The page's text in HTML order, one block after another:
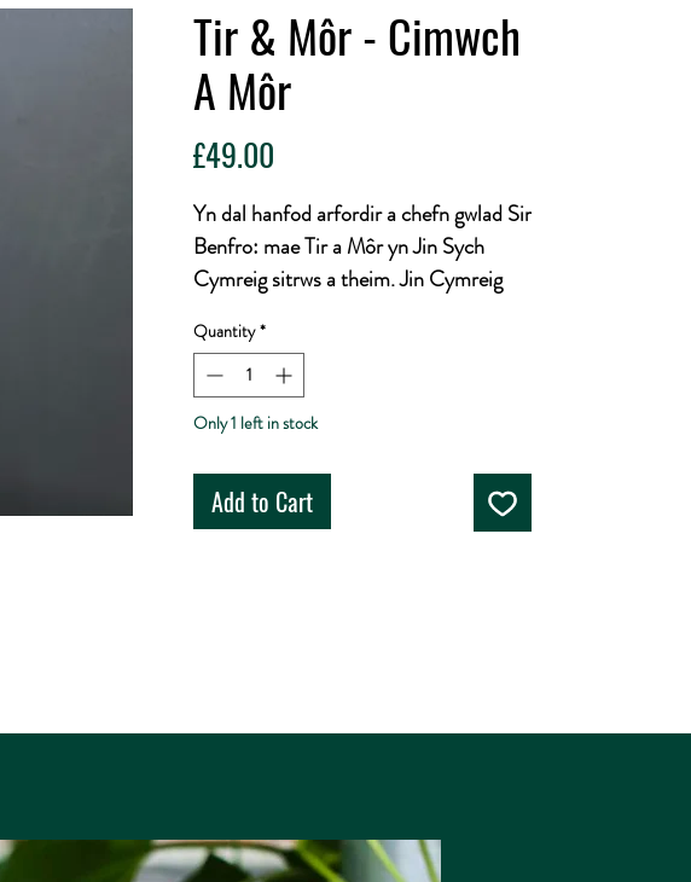
Tir & Môr - Cimwch
A Môr
£49.00
Yn dal hanfod arfordir a chefn gwlad Sir
Benfro: mae Tir a Môr yn Jin Sych
Cymreig sitrws a theim. Jin Cymreig
hapus yn y gegin ag y mae wrth y bar –
o wisgo saviche moethus i briodi ag
ychydig o Vermouth Bianco a
mwynhau gydag olewydd – Arddull
Martini. Mae nodiadau uchaf teim
ysgafn a glân yn codi i wneud lle i arogl
citrig ferbena miniog a cheuled lemwn
ynghyd â dŵr tonig.
Quantity *
Only 1 left in stock
Add to Cart